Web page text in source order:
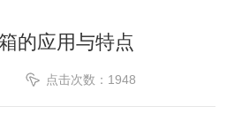
的应用与特点
点击次数：1948